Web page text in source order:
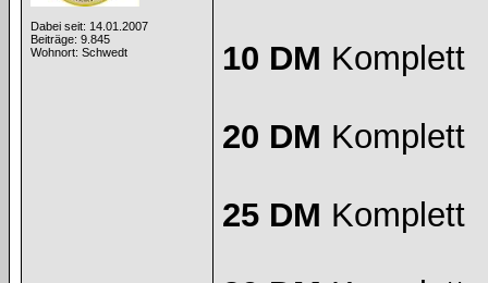
Dabei seit: 14.01.2007
Beiträge: 9.845
Wohnort: Schwedt
10 DM Komplett
20 DM Komplett
25 DM Komplett